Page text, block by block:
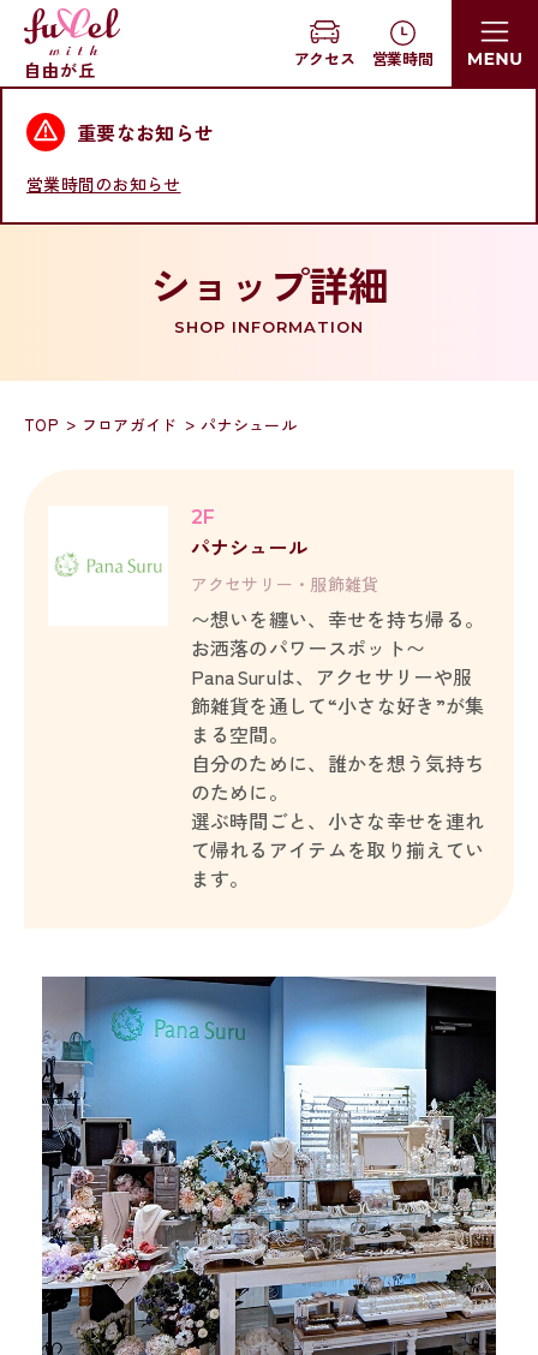
自由が丘 アクセス 営業時間
重要なお知らせ
営業時間のお知らせ
ショップ詳細
SHOP INFORMATION
TOP フロアガイド パナシュール
2F
パナシュール
アクセサリー・服飾雑貨
〜想いを纏い、幸せを持ち帰る。
お洒落のパワースポット〜
PanaSuruは、アクセサリーや服
飾雑貨を通して“小さな好き”が集
まる空間。
自分のために、誰かを想う気持ち
のために。
選ぶ時間ごと、小さな幸せを連れ
て帰れるアイテムを取り揃えてい
ます。